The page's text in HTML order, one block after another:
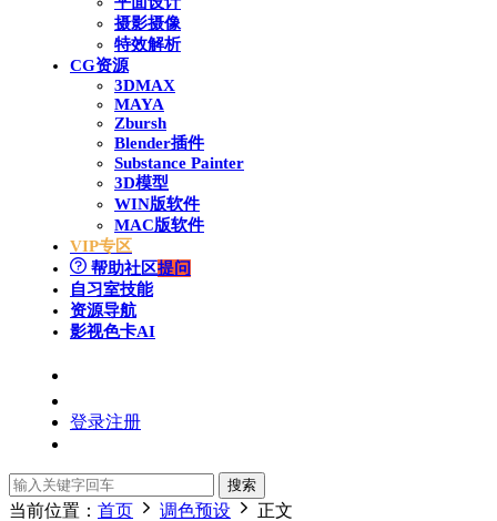
摄影摄像
特效解析
CG资源
3DMAX
MAYA
Zbursh
Blender插件
Substance Painter
3D模型
WIN版软件
MAC版软件
VIP专区
帮助社区提问
自习室技能
资源导航
影视色卡AI
登录注册
搜索
当前位置： 首页 调色预设 正文